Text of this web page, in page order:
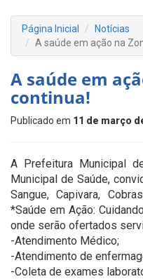
Página Inicial
Notícias
A saúde em ação na
A saúde em
continua!
Publicado em 11 de março
A Prefeitura Municipal
Municipal de Saúde,
Sangue, Capivara,
*Saúde em Ação:
onde serão ofertados
-Atendimento Médico;
-Atendimento de
-Coleta de exames